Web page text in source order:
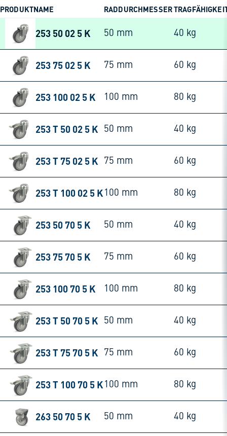
PRODUKTNAME RADDURCHMESSER
253 50 02 5 K 50 mm 40 kg
253 75 02 5 K 75 mm 60 kg
253 100 02 5 K 100 mm 80 kg
253 T 50 02 5 K 50 mm 40 kg
253 T 75 02 5 K 75 mm 60 kg
253 T 100 02 5 K 100 mm 80 kg
253 50 70 5 K 50 mm 40 kg
253 75 70 5 K 75 mm 60 kg
253 100 70 5 K 100 mm 80 kg
253 T 50 70 5 K 50 mm 40 kg
253 T 75 70 5 K 75 mm 60 kg
253 T 100 70 5 K 100 mm 80 kg
263 50 70 5 K 50 mm 40 kg